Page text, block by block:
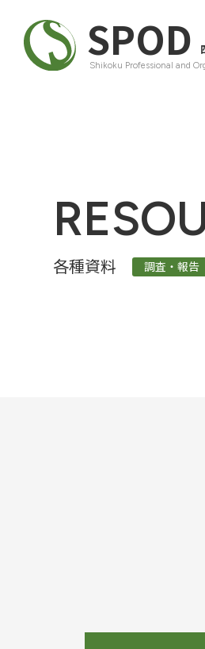
SPOD
Shikoku Professional and
各種資料 調査・報告